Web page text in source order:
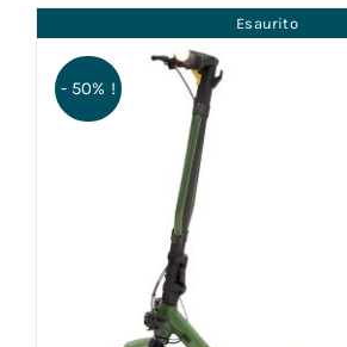
Esaurito
- 50% !